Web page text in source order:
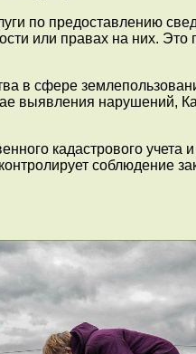
по предоставлению
или правах на них.
в сфере
выявления нарушений,
кадастрового
соблюдение